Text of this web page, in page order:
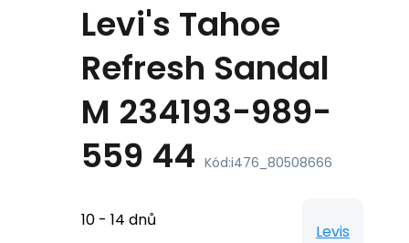
Levi's Tahoe
Refresh Sandal
M 234193-989-
559 44 Kód:i476_80508666
10 - 14 dnů
Levis